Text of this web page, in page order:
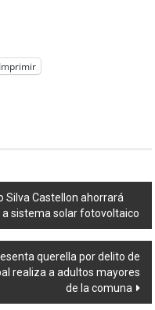
Imprimir
Silva Castellon ahorrará
sistema solar fotovoltaico
querella por delito de
realiza a adultos mayores
de la comuna